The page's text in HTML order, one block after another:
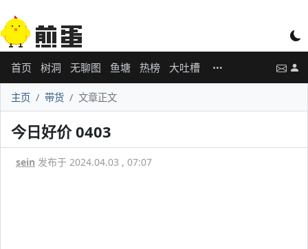
首页 树洞 无聊图 鱼塘 热榜 大吐槽
主页 带货 文章正文
今日好价 0403
sein 发布于 2024.04.03 , 07:07